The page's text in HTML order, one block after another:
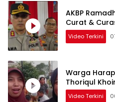
AKBP
Curat &
Video Terkini
Warga
Thoriqul
Video Terkini